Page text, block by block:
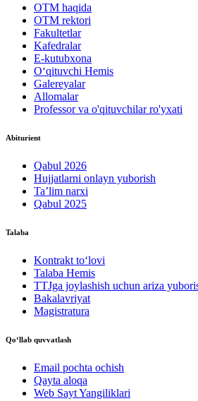
OTM haqida
OTM rektori
Fakultetlar
Kafedralar
E-kutubxona
O‘qituvchi Hemis
Galereyalar
Allomalar
Professor va o'qituvchilar ro'yxati
Abiturient
Qabul 2026
Hujjatlarni onlayn yuborish
Ta’lim narxi
Qabul 2025
Talaba
Kontrakt to‘lovі
Talaba Hemis
TTJga joylashish uchun ariza
Bakalavriyat
Magistratura
Qo‘llab quvvatlash
Email pochta ochish
Qayta aloqa
Web Sayt Yangiliklari